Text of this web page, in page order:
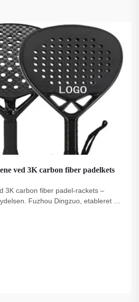
ved 3K carbon fiber padelkets
3K carbon fiber padel-rackets –
Fuzhou Dingzuo, etableret i